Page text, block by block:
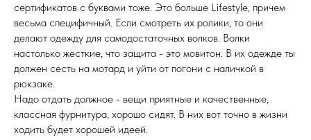
сертификатов с буквами тоже. Это больше Lifestyle, причем
весьма специфичный. Если смотреть их ролики, то они
делают одежду для самодостаточных волков. Волки
настолько жесткие, что защита - это мовитон. В их одежде ты
должен сесть на мотард и уйти от погони с наличкой в
рюкзаке.
Надо отдать должное - вещи приятные и качественные,
классная фурнитура, хорошо сидят. В них вот точно в жизни
ходить будет хорошей идеей.